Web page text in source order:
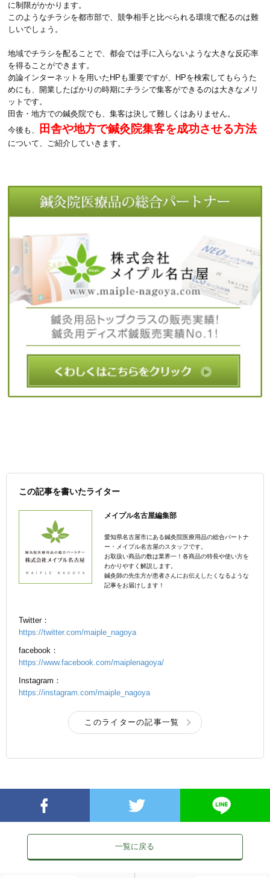
に制限がかかります。
このようなチラシを都市部で、競争相手と比べられる環境で配るのは難
しいでしょう。
地域でチラシを配ることで、都会では手に入らないような大きな反応率
を得ることができます。
勿論インターネットを用いたHPも重要ですが、HPを検索してもらうた
めにも、開業したばかりの時期にチラシで集客ができるのは大きなメリ
ットです。
田舎・地方での鍼灸院でも、集客は決して難しくはありません。
今後も、
田舎や地方で鍼灸院集客を成功させる方法
について、ご紹介していきます。
この記事を書いたライター
メイプル名古屋編集部
愛知県名古屋市にある鍼灸院医療用品の総合パートナ
ー・メイプル名古屋のスタッフです。
お取扱い商品の数は業界一！各商品の特長や使い方を
わかりやすく解説します。
鍼灸師の先生方が患者さんにお伝えしたくなるような
記事をお届けします！
Twitter：
https://twitter.com/maiple_nagoya
facebook：
https://www.facebook.com/maiplenagoya/
Instagram：
https://instagram.com/maiple_nagoya
このライターの記事一覧
一覧に戻る